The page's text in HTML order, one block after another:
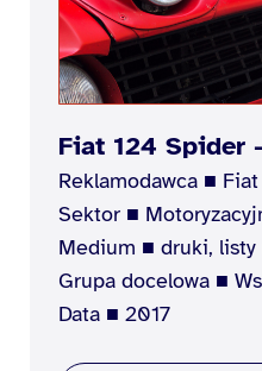
Fiat 124 Spider
Reklamodawca ■ Fiat
Sektor ■
Medium ■ druki, listy
Grupa docelowa ■
Data ■ 2017